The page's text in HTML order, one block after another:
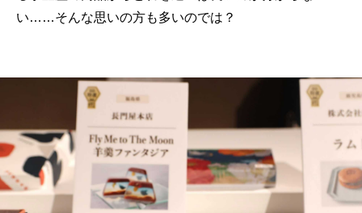
い……そんな思いの方も多いのでは？